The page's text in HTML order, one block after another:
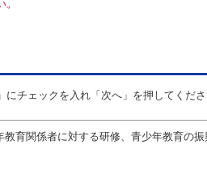
チェックを入れ「次へ」を押してくださ
育関係者に対する研修、青少年教育の